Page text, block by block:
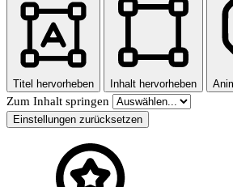
Titel hervorheben Inhalt hervorheben
Zum Inhalt springen
Einstellungen zurücksetzen